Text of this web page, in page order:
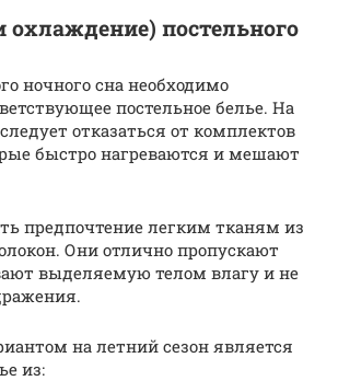
охлаждение) постельного
ночного сна необходимо
постельное белье. На
отказаться от комплектов
быстро нагреваются и мешают
предпочтение легким тканям из
Они отлично пропускают
выделяемую телом влагу и не
на летний сезон является
из: